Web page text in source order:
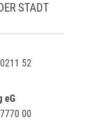
STADT
52
eG
00